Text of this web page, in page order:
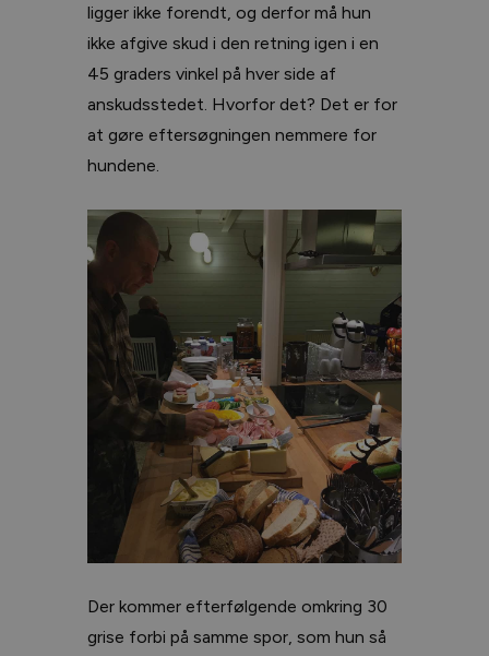
ligger ikke forendt, og derfor må hun
ikke afgive skud i den retning igen i en
45 graders vinkel på hver side af
anskudsstedet. Hvorfor det? Det er for
at gøre eftersøgningen nemmere for
hundene.
Der kommer efterfølgende omkring 30
grise forbi på samme spor, som hun så